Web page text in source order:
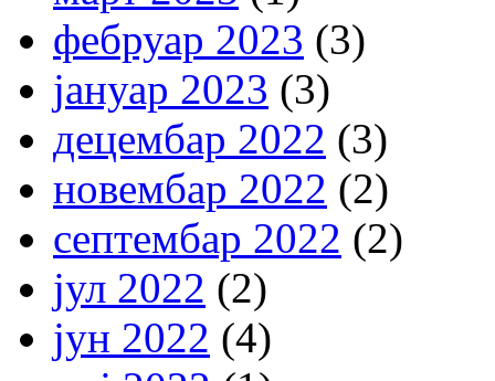
фебруар 2023 (3)
јануар 2023 (3)
децембар 2022 (3)
новембар 2022 (2)
септембар 2022 (2)
јул 2022 (2)
јун 2022 (4)